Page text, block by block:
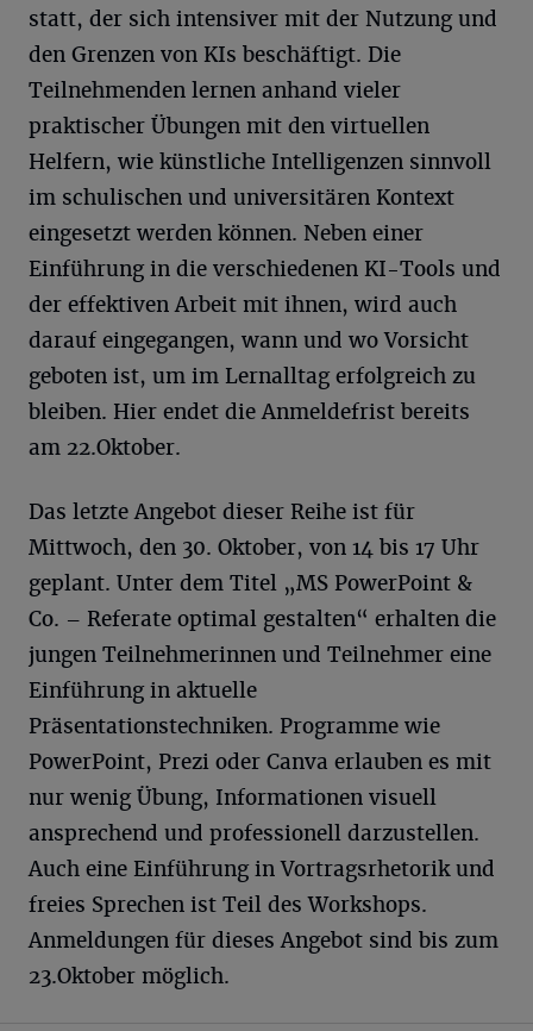
statt, der sich intensiver mit der Nutzung und
den Grenzen von KIs beschäftigt. Die
Teilnehmenden lernen anhand vieler
praktischer Übungen mit den virtuellen
Helfern, wie künstliche Intelligenzen sinnvoll
im schulischen und universitären Kontext
eingesetzt werden können. Neben einer
Einführung in die verschiedenen KI-Tools und
der effektiven Arbeit mit ihnen, wird auch
darauf eingegangen, wann und wo Vorsicht
geboten ist, um im Lernalltag erfolgreich zu
bleiben. Hier endet die Anmeldefrist bereits
am 22.Oktober.
Das letzte Angebot dieser Reihe ist für
Mittwoch, den 30. Oktober, von 14 bis 17 Uhr
geplant. Unter dem Titel „MS PowerPoint &
Co. – Referate optimal gestalten“ erhalten die
jungen Teilnehmerinnen und Teilnehmer eine
Einführung in aktuelle
Präsentationstechniken. Programme wie
PowerPoint, Prezi oder Canva erlauben es mit
nur wenig Übung, Informationen visuell
ansprechend und professionell darzustellen.
Auch eine Einführung in Vortragsrhetorik und
freies Sprechen ist Teil des Workshops.
Anmeldungen für dieses Angebot sind bis zum
23.Oktober möglich.